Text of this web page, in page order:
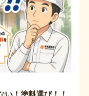
！塗料選び！！